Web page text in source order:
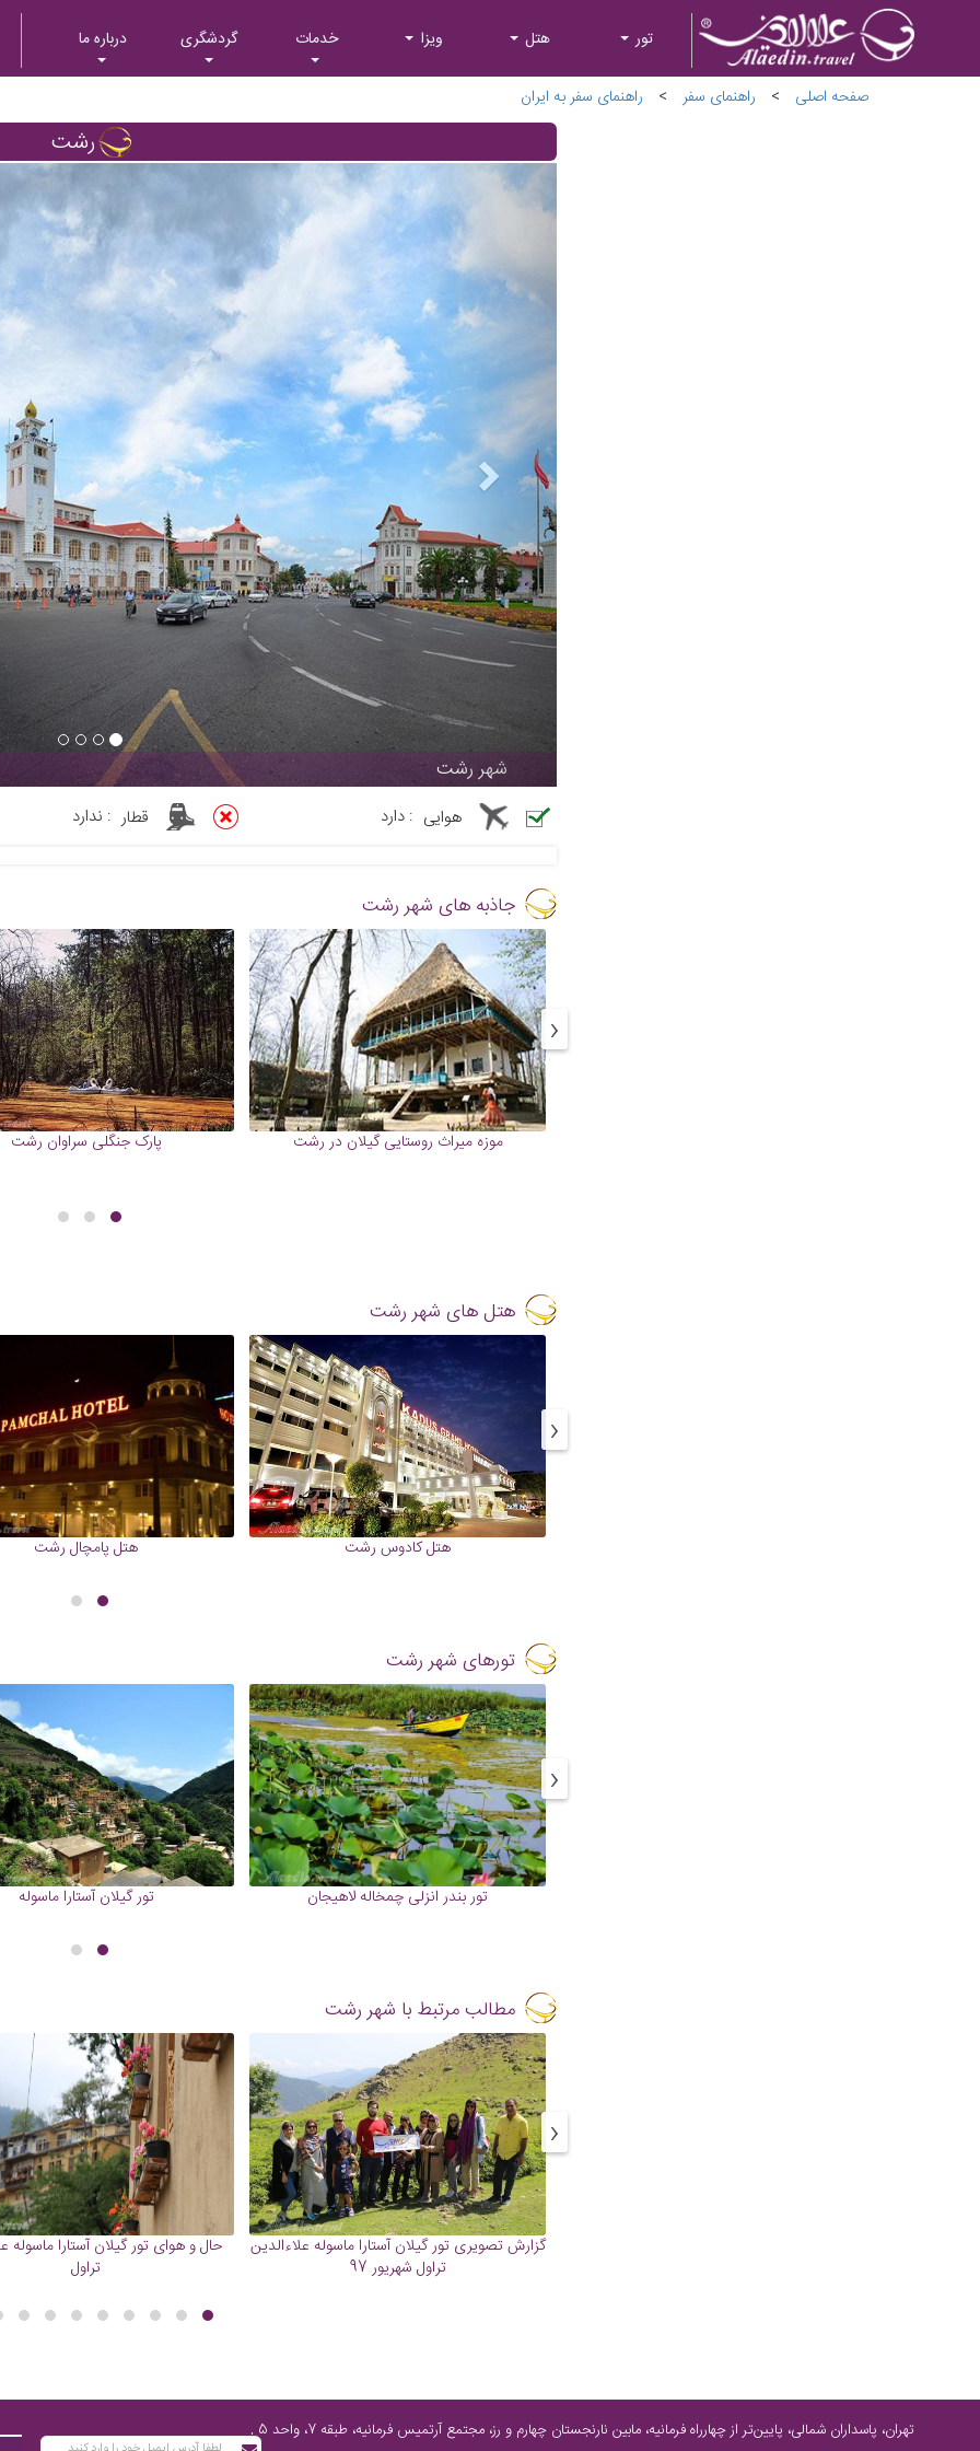
تور هتل ویزا خدمات گردشگری درباره ما
صفحه اصلی > راهنمای سفر > راهنمای سفر به ایران
رشت
شهر رشت
هوایی : دارد قطار : ندارد
جاذبه های شهر رشت
موزه میراث روستایی گیلان در رشت پارک جنگلی سراوان رشت
‹
هتل های شهر رشت
هتل کادوس رشت هتل پامچال رشت
‹
تورهای شهر رشت
تور بندر انزلی چمخاله لاهیجان تور گیلان آستارا ماسوله
‹
مطالب مرتبط با شهر رشت
گزارش تصویری تور گیلان آستارا ماسوله علاءالدین
تراول شهریور 97
حال و هوای تور گیلان آستارا ماسوله
تراول
‹
تهران، پاسداران شمالی، پایین‌تر از چهارراه فرمانیه، مابین نارنجستان چهارم و رز، مجتمع آرتمیس فرمانیه، طبقه 7، واحد 5 ,